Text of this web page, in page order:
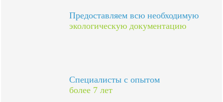
Предоставляем всю необходимую
экологическую документацию
Специалисты с опытом
более 7 лет